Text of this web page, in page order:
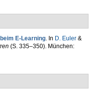
E-Learning. In D. Euler&
(S. 335–350). München: